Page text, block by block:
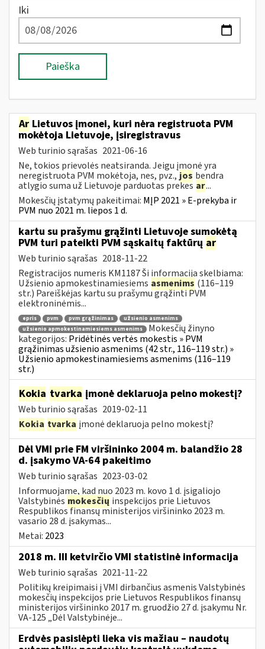
Iki
Paieška
Ar Lietuvos įmonei, kuri nėra registruota PVM
mokėtoja Lietuvoje, įsiregistravus
Web turinio sąrašas 2021-06-16
Ne, tokios prievolės neatsiranda. Jeigu įmonė yra
neregistruota PVM mokėtoja, nes, pvz., jos bendra
atlygio suma už Lietuvoje parduotas prekes ar...
Mokesčių įstatymų pakeitimai: MĮP 2021 » E-prekyba ir
PVM nuo 2021 m. liepos 1 d.
kartu su prašymu grąžinti Lietuvoje sumokėtą
PVM turi pateikti PVM sąskaitų faktūrų ar
Web turinio sąrašas 2018-11-22
Registracijos numeris KM1187 Ši informacija skelbiama:
Užsienio apmokestinamiesiems asmenims (116–119
str.) Pareiškėjas kartu su prašymu grąžinti PVM
elektroninėmis...
epris pvm pvm grąžinimas
užsienio asmenims
užsienio apmokestinamiesiems asmenims
Mokesčių žinyno
kategorijos: Pridėtinės vertės mokestis » PVM
grąžinimas užsienio asmenims (42 str., 116–119 str.) »
Užsienio apmokestinamiesiems asmenims (116–119
str.)
Kokia tvarka įmonė deklaruoja pelno mokestį?
Web turinio sąrašas 2019-02-11
Kokia tvarka įmonė deklaruoja pelno mokestį?
Dėl VMI prie FM viršininko 2004 m. balandžio 28
d. įsakymo VA-64 pakeitimo
Web turinio sąrašas 2023-03-02
Informuojame, kad nuo 2023 m. kovo 1 d. įsigaliojo
Valstybinės mokesčių inspekcijos prie Lietuvos
Respublikos finansų ministerijos viršininko 2023 m.
vasario 28 d. įsakymas...
Metai: 2023
2018 m. III ketvirčio VMI statistinė informacija
Web turinio sąrašas 2021-11-22
Politikų kreipimaisi į VMI dirbančius asmenis Valstybinės
mokesčių inspekcijos prie Lietuvos Respublikos finansų
ministerijos viršininko 2017 m. gruodžio 27 d. įsakymu Nr.
VA-125 „Dėl Valstybinėje...
Erdvės pasislėpti lieka vis mažiau – naudotų